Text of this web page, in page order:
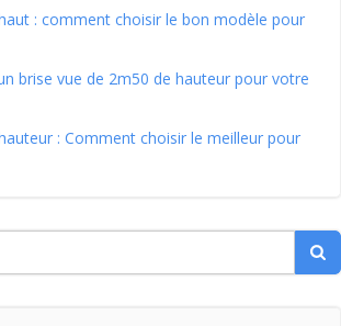
: comment choisir le bon modèle pour
brise vue de 2m50 de hauteur pour votre
: Comment choisir le meilleur pour